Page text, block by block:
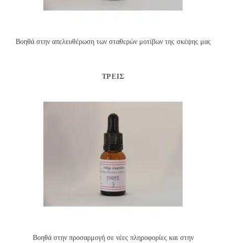
Βοηθά στην απελευθέρωση των σταθερών μοτίβων της σκέψης μας
ΤΡΕΙΣ
Βοηθά στην προσαρμογή σε νέες πληροφορίες και στην